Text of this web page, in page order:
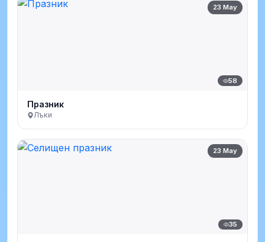
23 May
58
Празник
Лъки
23 May
35